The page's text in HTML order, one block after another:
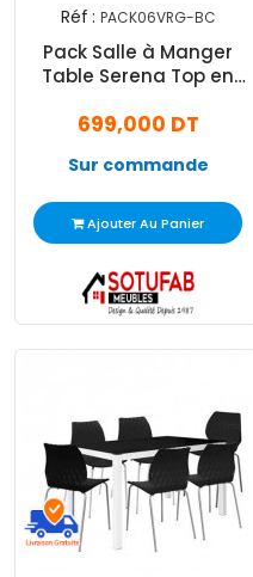
Réf : PACK06VRG-BC
Pack Salle à Manger
Table Serena Top en
699,000 DT
Sur commande
Ajouter Au Panier